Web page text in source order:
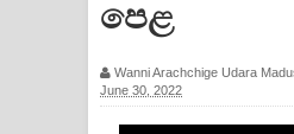
Awanken Song
ගීතයේ පද පෙළ
පෙළ
Wanni Arachchige Udara
June 30, 2022